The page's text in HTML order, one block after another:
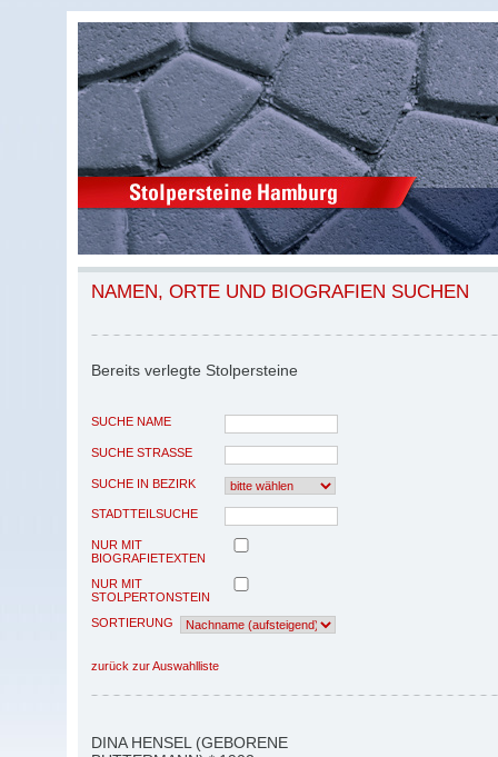
NAMEN, ORTE UND BIOGRAFIEN SUCHEN
Bereits verlegte Stolpersteine
SUCHE NAME
SUCHE STRASSE
SUCHE IN BEZIRK
STADTTEILSUCHE
NUR MIT
BIOGRAFIETEXTEN
NUR MIT
STOLPERTONSTEIN
SORTIERUNG
zurück zur Auswahlliste
DINA HENSEL (GEBORENE